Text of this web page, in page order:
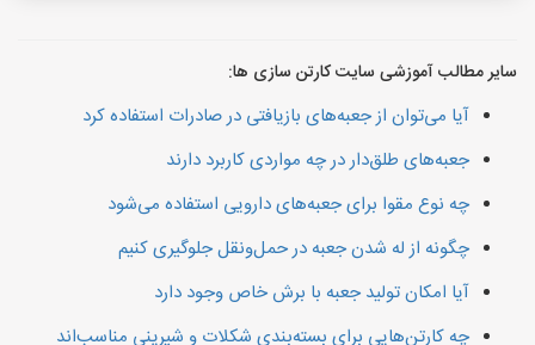
سایر مطالب آموزشی سایت کارتن سازی ها:
آیا می‌توان از جعبه‌های بازیافتی در صادرات استفاده کرد
جعبه‌های طلق‌دار در چه مواردی کاربرد دارند
چه نوع مقوا برای جعبه‌های دارویی استفاده می‌شود
چگونه از له شدن جعبه در حمل‌ونقل جلوگیری کنیم
آیا امکان تولید جعبه با برش خاص وجود دارد
چه کارتن‌هایی برای بسته‌بندی شکلات و شیرینی مناسب‌اند